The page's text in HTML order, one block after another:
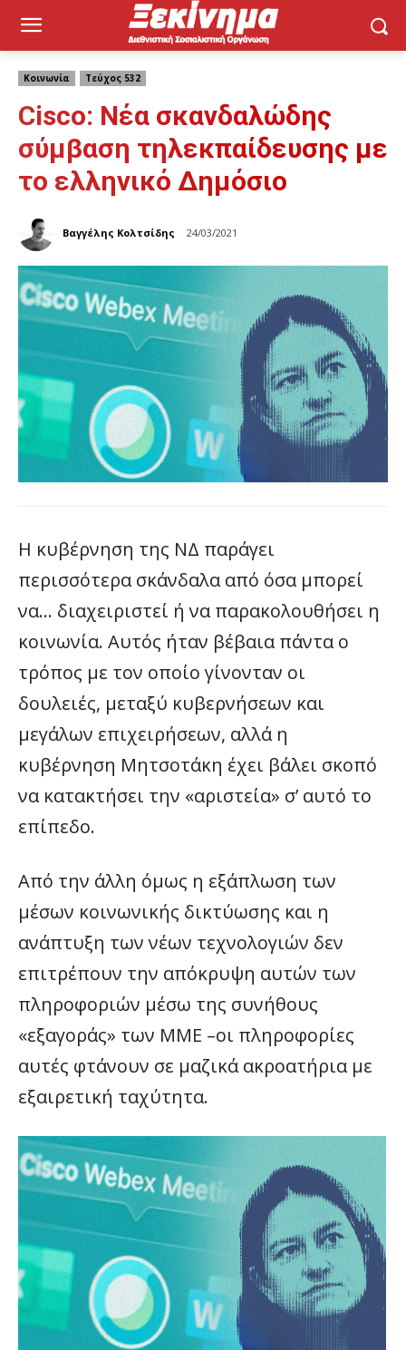
Κοινωνία Τεύχος 532
Cisco: Νέα σκανδαλώδης
σύμβαση τηλεκπαίδευσης με
το ελληνικό Δημόσιο
Βαγγέλης Κολτσίδης 24/03/2021
Η κυβέρνηση της ΝΔ παράγει
περισσότερα σκάνδαλα από όσα μπορεί
να… διαχειριστεί ή να παρακολουθήσει η
κοινωνία. Αυτός ήταν βέβαια πάντα ο
τρόπος με τον οποίο γίνονταν οι
δουλειές, μεταξύ κυβερνήσεων και
μεγάλων επιχειρήσεων, αλλά η
κυβέρνηση Μητσοτάκη έχει βάλει σκοπό
να κατακτήσει την «αριστεία» σ’ αυτό το
επίπεδο.
Από την άλλη όμως η εξάπλωση των
μέσων κοινωνικής δικτύωσης και η
ανάπτυξη των νέων τεχνολογιών δεν
επιτρέπουν την απόκρυψη αυτών των
πληροφοριών μέσω της συνήθους
«εξαγοράς» των ΜΜΕ –οι πληροφορίες
αυτές φτάνουν σε μαζικά ακροατήρια με
εξαιρετική ταχύτητα.